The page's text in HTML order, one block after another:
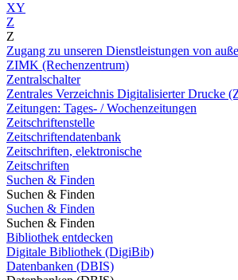
XY
Z
Z
Zugang zu unseren Dienstleistungen von
ZIMK (Rechenzentrum)
Zentralschalter
Zentrales Verzeichnis Digitalisierter Drucke
Zeitungen: Tages- / Wochenzeitungen
Zeitschriftenstelle
Zeitschriftendatenbank
Zeitschriften, elektronische
Zeitschriften
Suchen & Finden
Suchen & Finden
Suchen & Finden
Suchen & Finden
Bibliothek entdecken
Digitale Bibliothek (DigiBib)
Datenbanken (DBIS)